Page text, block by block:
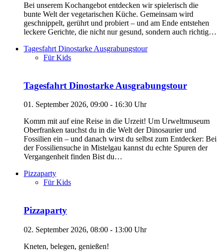
Bei unserem Kochangebot entdecken wir spielerisch die
bunte Welt der vegetarischen Küche. Gemeinsam wird
geschnippelt, gerührt und probiert – und am Ende entstehen
leckere Gerichte, die nicht nur gesund, sondern auch richtig…
Tagesfahrt Dinostarke Ausgrabungstour
Für Kids
Tagesfahrt Dinostarke Ausgrabungstour
01. September 2026, 09:00 - 16:30 Uhr
Komm mit auf eine Reise in die Urzeit! Um Urweltmuseum
Oberfranken tauchst du in die Welt der Dinosaurier und
Fossilien ein – und danach wirst du selbst zum Entdecker: Bei
der Fossiliensuche in Mistelgau kannst du echte Spuren der
Vergangenheit finden Bist du…
Pizzaparty
Für Kids
Pizzaparty
02. September 2026, 08:00 - 13:00 Uhr
Kneten, belegen, genießen!